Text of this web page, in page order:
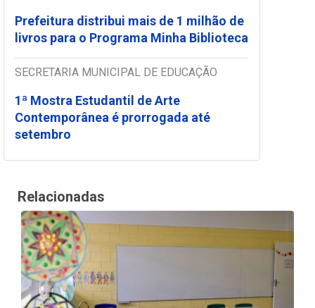
Prefeitura distribui mais de 1 milhão de
livros para o Programa Minha Biblioteca
SECRETARIA MUNICIPAL DE EDUCAÇÃO
1ª Mostra Estudantil de Arte
Contemporânea é prorrogada até
setembro
Relacionadas